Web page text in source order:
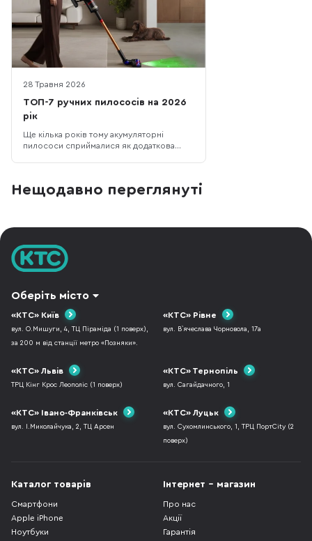
28 Травня 2026
ТОП-7 ручних пилососів на 2026
рік
Ще кілька років тому акумуляторні
пилососи сприймалися як додаткова
моделям для щоденного догляду за
Нещодавно переглянуті
Оберіть місто
«КТС» Київ
вул. О.Мишуги, 4, ТЦ Піраміда (1 поверх),
за 200 м від станції метро «Позняки».
«КТС» Рівне
вул. В`ячеслава Чорновола, 17а
«КТС» Львів
ТРЦ Кінг Крос Леополіс (1 поверх)
«КТС» Тернопіль
вул. Сагайдачного, 1
«КТС» Івано-Франківськ
вул. І.Миколайчука, 2, ТЦ Арсен
«КТС» Луцьк
вул. Сухомлинського, 1, ТРЦ ПортCity (2
поверх)
Каталог товарів
Смартфони
Apple iPhone
Ноутбуки
Інтернет - магазин
Про нас
Акції
Гарантія